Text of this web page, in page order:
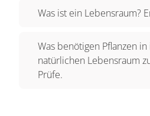
Was ist ein Lebensraum?
Was benötigen Pflanzen
natürlichen Lebensraum
Prüfe.